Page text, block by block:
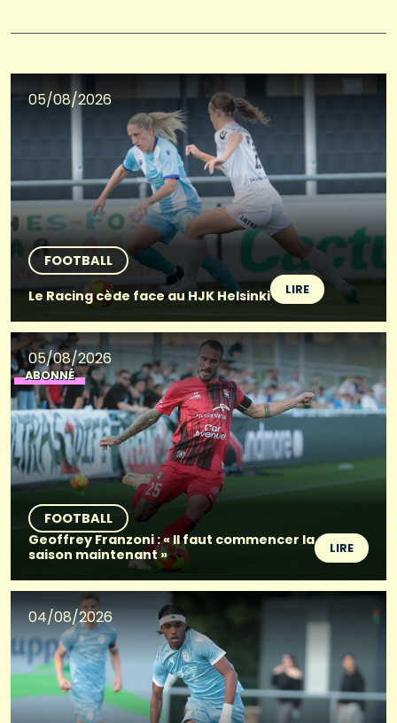
05/08/2026
FOOTBALL
Le Racing cède face au HJK Helsinki
LIRE
05/08/2026
ABONNÉ
FOOTBALL
Geoffrey Franzoni : « Il faut commencer la
saison maintenant »
LIRE
04/08/2026